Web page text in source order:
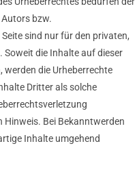
bzw.
sind nur für den privaten,
die Inhalte auf dieser
werden die Urheberrechte
Dritter als solche
Bei Bekanntwerden
Inhalte umgehend